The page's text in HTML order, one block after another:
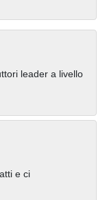
leader a livello
e ci